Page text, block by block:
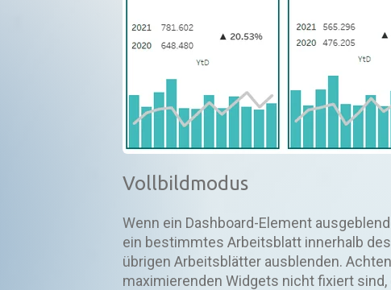
Vollbildmodus
Wenn ein Dashboard-Element
ein bestimmtes Arbeitsblatt innerhalb
übrigen Arbeitsblätter ausblenden.
maximierenden Widgets nicht fixiert